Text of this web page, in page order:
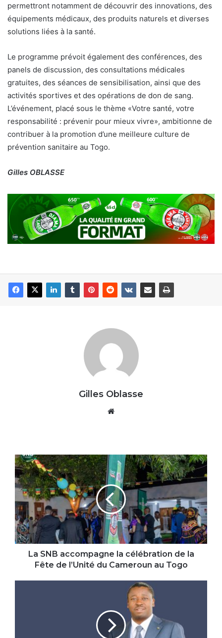
permettront notamment de découvrir des innovations, des
équipements médicaux, des produits naturels et diverses
solutions liées à la santé.
Le programme prévoit également des conférences, des
panels de discussion, des consultations médicales
gratuites, des séances de sensibilisation, ainsi que des
activités sportives et des opérations de don de sang.
L’événement, placé sous le thème «Votre santé, votre
responsabilité : prévenir pour mieux vivre», ambitionne de
contribuer à la promotion d’une meilleure culture de
prévention sanitaire au Togo.
Gilles OBLASSE
Gilles Oblasse
La
SNB
accompagne
la
célébration
de
la
Fête
de
l’UnitéLa SNB accompagne la célébration de la
Fête de l’Unité du Cameroun au Togo